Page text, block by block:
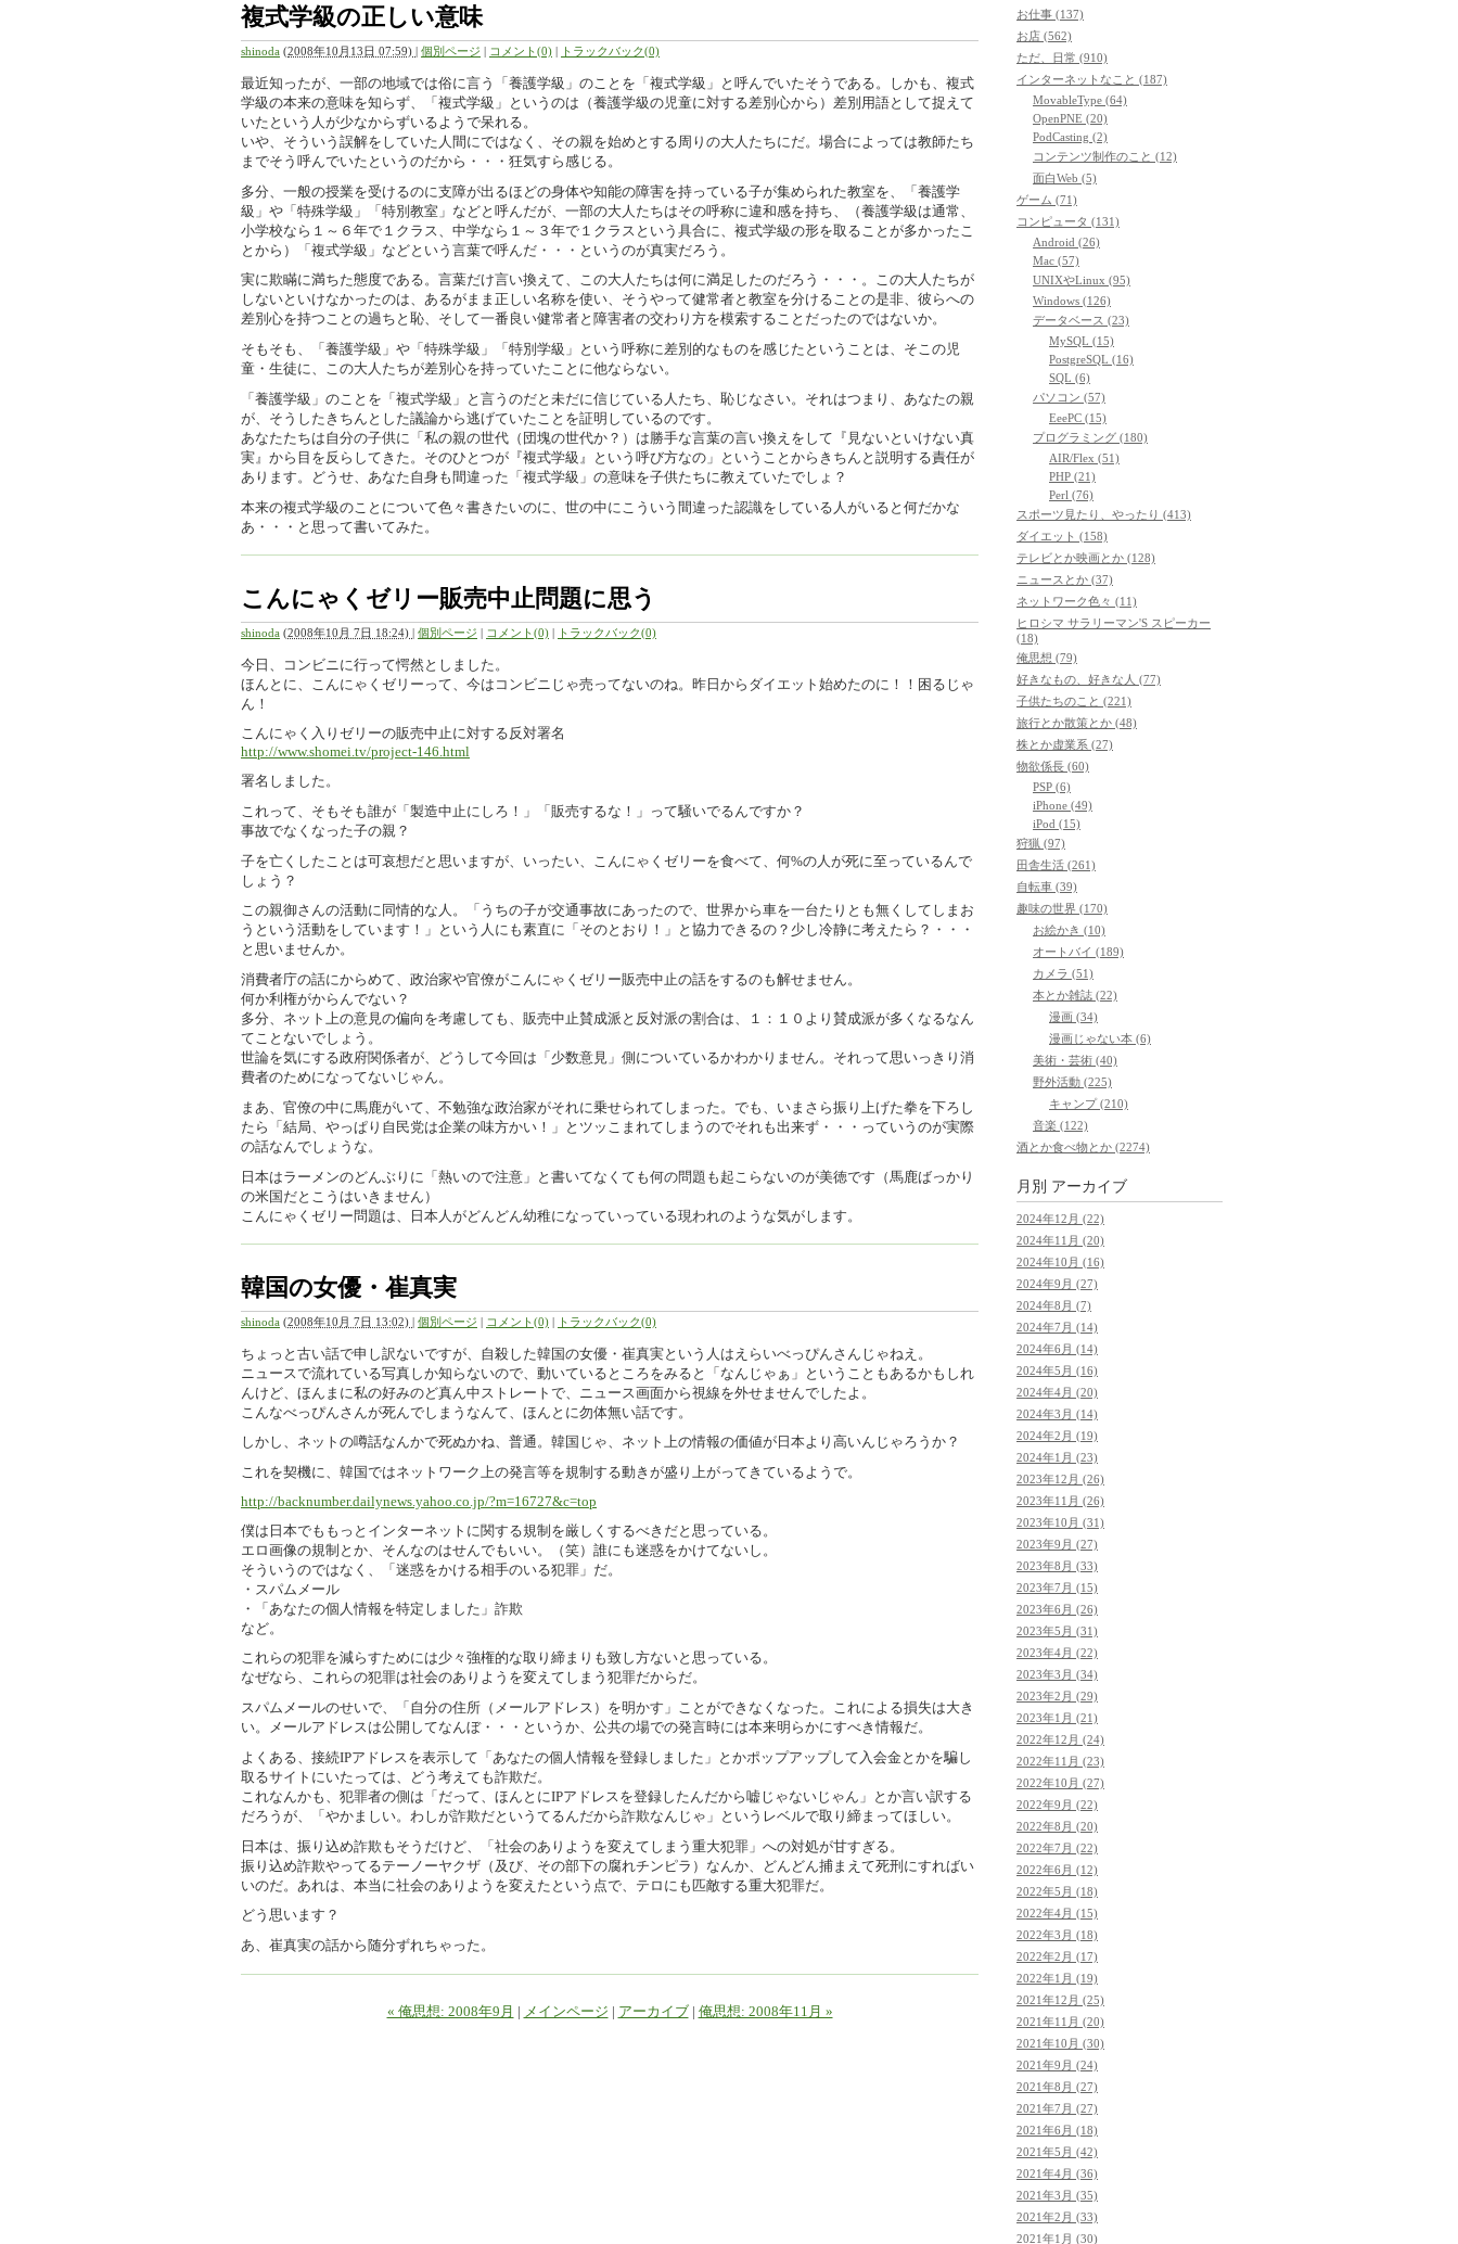
複式学級の正しい意味
shinoda (2008年10月13日 07:59) | 個別ページ | コメント(0) | トラックバック(0)
最近知ったが、一部の地域では俗に言う「養護学級」のことを「複式学級」と呼んでいたそうである。しかも、複式
学級の本来の意味を知らず、「複式学級」というのは（養護学級の児童に対する差別心から）差別用語として捉えて
いたという人が少なからずいるようで呆れる。
いや、そういう誤解をしていた人間にではなく、その親を始めとする周りの大人たちにだ。場合によっては教師たち
までそう呼んでいたというのだから・・・狂気すら感じる。
多分、一般の授業を受けるのに支障が出るほどの身体や知能の障害を持っている子が集められた教室を、「養護学
級」や「特殊学級」「特別教室」などと呼んだが、一部の大人たちはその呼称に違和感を持ち、（養護学級は通常、
小学校なら１～６年で１クラス、中学なら１～３年で１クラスという具合に、複式学級の形を取ることが多かったこ
とから）「複式学級」などという言葉で呼んだ・・・というのが真実だろう。
実に欺瞞に満ちた態度である。言葉だけ言い換えて、この大人たちは何に満足したのだろう・・・。この大人たちが
しないといけなかったのは、あるがまま正しい名称を使い、そうやって健常者と教室を分けることの是非、彼らへの
差別心を持つことの過ちと恥、そして一番良い健常者と障害者の交わり方を模索することだったのではないか。
そもそも、「養護学級」や「特殊学級」「特別学級」という呼称に差別的なものを感じたということは、そこの児
童・生徒に、この大人たちが差別心を持っていたことに他ならない。
「養護学級」のことを「複式学級」と言うのだと未だに信じている人たち、恥じなさい。それはつまり、あなたの親
が、そうしたきちんとした議論から逃げていたことを証明しているのです。
あなたたちは自分の子供に「私の親の世代（団塊の世代か？）は勝手な言葉の言い換えをして『見ないといけない真
実』から目を反らしてきた。そのひとつが『複式学級』という呼び方なの」ということからきちんと説明する責任が
あります。どうせ、あなた自身も間違った「複式学級」の意味を子供たちに教えていたでしょ？
本来の複式学級のことについて色々書きたいのに、世の中にこういう間違った認識をしている人がいると何だかな
あ・・・と思って書いてみた。
こんにゃくゼリー販売中止問題に思う
shinoda (2008年10月 7日 18:24) | 個別ページ | コメント(0) | トラックバック(0)
今日、コンビニに行って愕然としました。
ほんとに、こんにゃくゼリーって、今はコンビニじゃ売ってないのね。昨日からダイエット始めたのに！！困るじゃ
ん！
こんにゃく入りゼリーの販売中止に対する反対署名
http://www.shomei.tv/project-146.html
署名しました。
これって、そもそも誰が「製造中止にしろ！」「販売するな！」って騒いでるんですか？
事故でなくなった子の親？
子を亡くしたことは可哀想だと思いますが、いったい、こんにゃくゼリーを食べて、何%の人が死に至っているんで
しょう？
この親御さんの活動に同情的な人。「うちの子が交通事故にあったので、世界から車を一台たりとも無くしてしまお
うという活動をしています！」という人にも素直に「そのとおり！」と協力できるの？少し冷静に考えたら？・・・
と思いませんか。
消費者庁の話にからめて、政治家や官僚がこんにゃくゼリー販売中止の話をするのも解せません。
何か利権がからんでない？
多分、ネット上の意見の偏向を考慮しても、販売中止賛成派と反対派の割合は、１：１０より賛成派が多くなるなん
てことないでしょう。
世論を気にする政府関係者が、どうして今回は「少数意見」側についているかわかりません。それって思いっきり消
費者のためになってないじゃん。
まあ、官僚の中に馬鹿がいて、不勉強な政治家がそれに乗せられてしまった。でも、いまさら振り上げた拳を下ろし
たら「結局、やっぱり自民党は企業の味方かい！」とツッこまれてしまうのでそれも出来ず・・・っていうのが実際
の話なんでしょうな。
日本はラーメンのどんぶりに「熱いので注意」と書いてなくても何の問題も起こらないのが美徳です（馬鹿ばっかり
の米国だとこうはいきません）
こんにゃくゼリー問題は、日本人がどんどん幼稚になっていっている現われのような気がします。
韓国の女優・崔真実
shinoda (2008年10月 7日 13:02) | 個別ページ | コメント(0) | トラックバック(0)
ちょっと古い話で申し訳ないですが、自殺した韓国の女優・崔真実という人はえらいべっぴんさんじゃねえ。
ニュースで流れている写真しか知らないので、動いているところをみると「なんじゃぁ」ということもあるかもしれ
んけど、ほんまに私の好みのど真ん中ストレートで、ニュース画面から視線を外せませんでしたよ。
こんなべっぴんさんが死んでしまうなんて、ほんとに勿体無い話です。
しかし、ネットの噂話なんかで死ぬかね、普通。韓国じゃ、ネット上の情報の価値が日本より高いんじゃろうか？
これを契機に、韓国ではネットワーク上の発言等を規制する動きが盛り上がってきているようで。
http://backnumber.dailynews.yahoo.co.jp/?m=16727&c=top
僕は日本でももっとインターネットに関する規制を厳しくするべきだと思っている。
エロ画像の規制とか、そんなのはせんでもいい。（笑）誰にも迷惑をかけてないし。
そういうのではなく、「迷惑をかける相手のいる犯罪」だ。
・スパムメール
・「あなたの個人情報を特定しました」詐欺
など。
これらの犯罪を減らすためには少々強権的な取り締まりも致し方ないと思っている。
なぜなら、これらの犯罪は社会のありようを変えてしまう犯罪だからだ。
スパムメールのせいで、「自分の住所（メールアドレス）を明かす」ことができなくなった。これによる損失は大き
い。メールアドレスは公開してなんぼ・・・というか、公共の場での発言時には本来明らかにすべき情報だ。
よくある、接続IPアドレスを表示して「あなたの個人情報を登録しました」とかポップアップして入会金とかを騙し
取るサイトにいたっては、どう考えても詐欺だ。
これなんかも、犯罪者の側は「だって、ほんとにIPアドレスを登録したんだから嘘じゃないじゃん」とか言い訳する
だろうが、「やかましい。わしが詐欺だというてるんだから詐欺なんじゃ」というレベルで取り締まってほしい。
日本は、振り込め詐欺もそうだけど、「社会のありようを変えてしまう重大犯罪」への対処が甘すぎる。
振り込め詐欺やってるテーノーヤクザ（及び、その部下の腐れチンピラ）なんか、どんどん捕まえて死刑にすればい
いのだ。あれは、本当に社会のありようを変えたという点で、テロにも匹敵する重大犯罪だ。
どう思います？
あ、崔真実の話から随分ずれちゃった。
« 俺思想: 2008年9月 | メインページ | アーカイブ| 俺思想: 2008年11月 »
お仕事 (137)
お店 (562)
ただ、日常 (910)
インターネットなこと (187)
MovableType (64)
OpenPNE (20)
PodCasting (2)
コンテンツ制作のこと (12)
面白Web (5)
ゲーム (71)
コンピュータ (131)
Android (26)
Mac (57)
UNIXやLinux (95)
Windows (126)
データベース (23)
MySQL (15)
PostgreSQL (16)
SQL (6)
パソコン (57)
EeePC (15)
プログラミング (180)
AIR/Flex (51)
PHP (21)
Perl (76)
スポーツ見たり、やったり (413)
ダイエット (158)
テレビとか映画とか (128)
ニュースとか (37)
ネットワーク色々 (11)
ヒロシマ サラリーマン'S スピーカー
(18)
俺思想 (79)
好きなもの、好きな人 (77)
子供たちのこと (221)
旅行とか散策とか (48)
株とか虚業系 (27)
物欲係長 (60)
PSP (6)
iPhone (49)
iPod (15)
狩猟 (97)
田舎生活 (261)
自転車 (39)
趣味の世界 (170)
お絵かき (10)
オートバイ (189)
カメラ (51)
本とか雑誌 (22)
漫画 (34)
漫画じゃない本 (6)
美術・芸術 (40)
野外活動 (225)
キャンプ (210)
音楽 (122)
酒とか食べ物とか (2274)
月別 アーカイブ
2024年12月 (22)
2024年11月 (20)
2024年10月 (16)
2024年9月 (27)
2024年8月 (7)
2024年7月 (14)
2024年6月 (14)
2024年5月 (16)
2024年4月 (20)
2024年3月 (14)
2024年2月 (19)
2024年1月 (23)
2023年12月 (26)
2023年11月 (26)
2023年10月 (31)
2023年9月 (27)
2023年8月 (33)
2023年7月 (15)
2023年6月 (26)
2023年5月 (31)
2023年4月 (22)
2023年3月 (34)
2023年2月 (29)
2023年1月 (21)
2022年12月 (24)
2022年11月 (23)
2022年10月 (27)
2022年9月 (22)
2022年8月 (20)
2022年7月 (22)
2022年6月 (12)
2022年5月 (18)
2022年4月 (15)
2022年3月 (18)
2022年2月 (17)
2022年1月 (19)
2021年12月 (25)
2021年11月 (20)
2021年10月 (30)
2021年9月 (24)
2021年8月 (27)
2021年7月 (27)
2021年6月 (18)
2021年5月 (42)
2021年4月 (36)
2021年3月 (35)
2021年2月 (33)
2021年1月 (30)